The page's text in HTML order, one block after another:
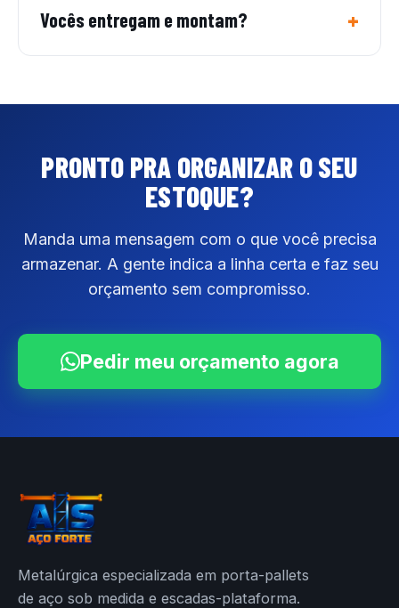
Vocês entregam e montam?
PRONTO PRA ORGANIZAR O SEU
ESTOQUE?
Manda uma mensagem com o que você precisa
armazenar. A gente indica a linha certa e faz seu
orçamento sem compromisso.
Pedir meu orçamento agora
Metalúrgica especializada em porta-pallets
de aço sob medida e escadas-plataforma.